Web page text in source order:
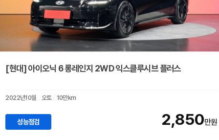
[현대] 아이오닉 6 롱레인지 2WD 익스클루시브 플러스
2022년10월 오토 10만km
성능점검 2,850만원